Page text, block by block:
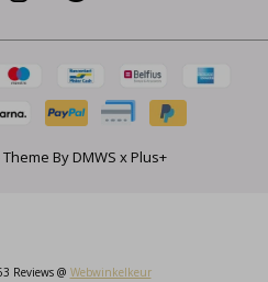
ByDMWS xPlus+
Reviews @ Webwinkelkeur